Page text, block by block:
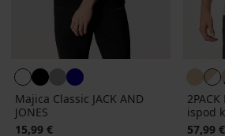
Majica Classic JACK AND
JONES
15,99 €
ispod
57,99 €